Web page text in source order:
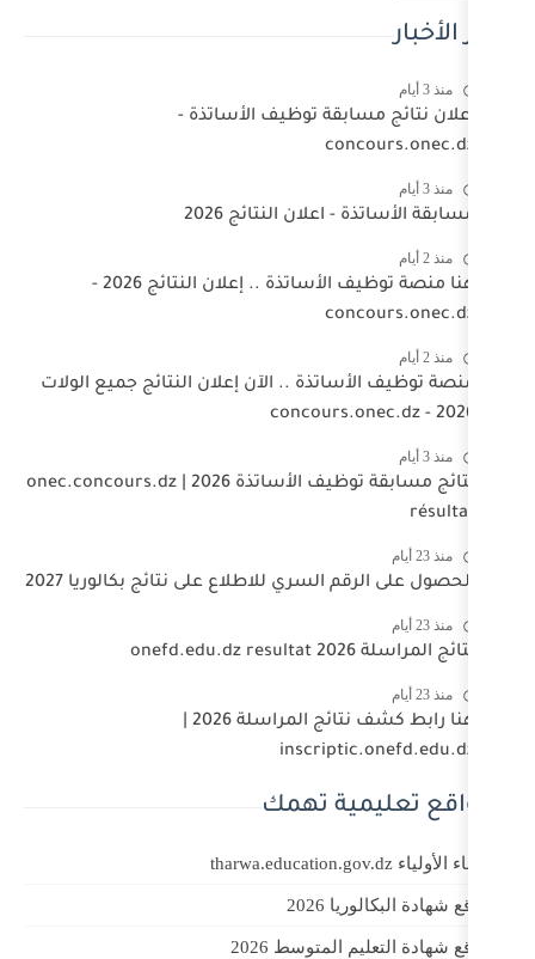
توظيف الأساتذة -
النتائج 2026
هنا منصة توظيف الأساتذة .. إعلان النتائج 2026 -
.. الآن إعلان النتائج جميع الولات
نتائج مسابقة توظيف الأساتذة 2026 | onec.concours.dz
للاطلاع على نتائج بكالوريا 2027
هنا رابط كشف نتائج المراسلة 2026 |
تهمك
2026